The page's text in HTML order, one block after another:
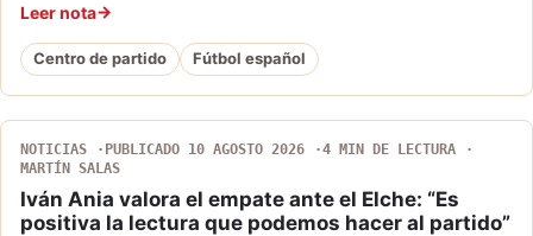
Leer nota
Centro de partido Fútbol español
NOTICIAS PUBLICADO 10 AGOSTO 2026
4 MIN DE LECTURA
MARTÍN SALAS
Iván Ania valora el empate ante el Elche: “Es
positiva la lectura que podemos hacer al partido”